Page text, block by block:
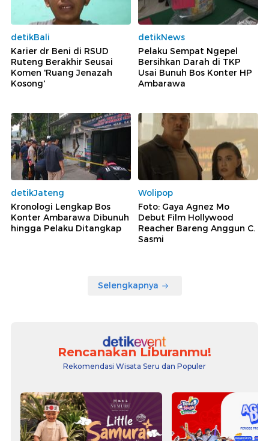
detikBali
Karier dr Beni di RSUD
Ruteng Berakhir Seusai
Komen 'Ruang Jenazah
Kosong'
detikNews
Pelaku Sempat Ngepel
Bersihkan Darah di TKP
Usai Bunuh Bos Konter HP
Ambarawa
detikJateng
Kronologi Lengkap Bos
Konter Ambarawa Dibunuh
hingga Pelaku Ditangkap
Wolipop
Foto: Gaya Agnez Mo
Debut Film Hollywood
Reacher Bareng Anggun C.
Sasmi
Selengkapnya
Rencanakan Liburanmu!
Rekomendasi Wisata Seru dan Populer